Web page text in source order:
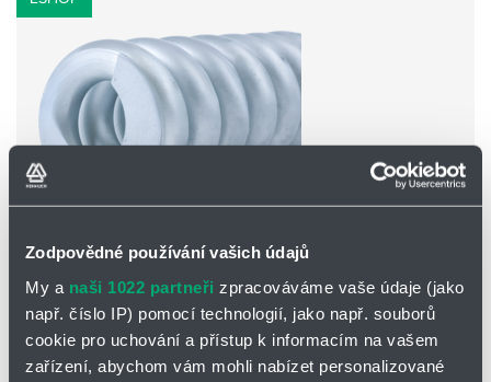
Zodpovědné používání vašich údajů
My a naši 1022 partneři zpracováváme vaše údaje (jako
např. číslo IP) pomocí technologií, jako např. souborů
cookie pro uchování a přístup k informacím na vašem
zařízení, abychom vám mohli nabízet personalizované
Supermasivní tlačné pružiny pro zatížení až 50 000 N = 5 tun
- při vnějším průměru pouhých 98 mm. Pružiny jsou
použitelné až do 155 °C.